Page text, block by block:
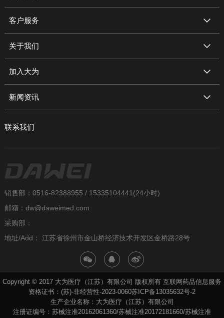
客户服务
关于我们
加入大为
新闻资讯
联系我们
销售部：0516-82388955 / 15335104441(24小时)
邮箱：dw@daweimed.com
采购部：
地址/Add： 江苏省徐州市金山桥经济技术开发区金桥路28号
Copyright © 2017 大为医疗（江苏）有限公司 版权所有 互联网药品信息服务
资格证书：(苏)-非经营性-2023-0060苏ICP备13035632号-2
生产企业名称：大为医疗（江苏）有限公司
注册证编号：苏械注准20162061360/苏械注准20172181660/苏械注准